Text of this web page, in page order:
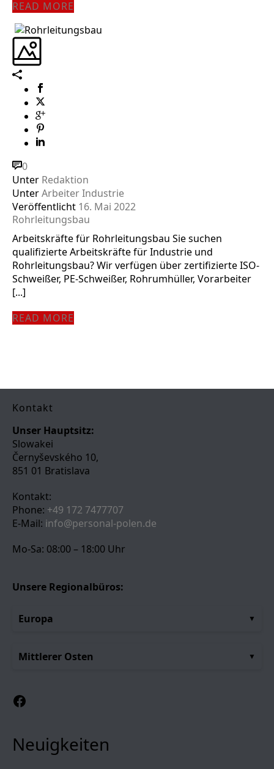
READ MORE
0
Unter Redaktion
UnterArbeiter Industrie
Veröffentlicht 16. Mai 2022
Rohrleitungsbau
Arbeitskräfte für Rohrleitungsbau Sie suchen
qualifizierte Arbeitskräfte für Industrie und
Rohrleitungsbau? Wir verfügen über zertifizierte ISO-
Schweißer, PE-Schweißer, Rohrumhüller, Vorarbeiter
[...]
READ MORE
Kontakt
Unser Hauptsitz:
Slowakei
Černyševského 10,
851 01 Bratislava
Kontakt:
Phone: +49 172 7477707
E-Mail: info@personal-polen.de
Mo-Sa: 08:00 – 18:00 Uhr
Unsere Regionalbüros:
Europa
Mittlerer Osten
Facebook
Neuigkeiten